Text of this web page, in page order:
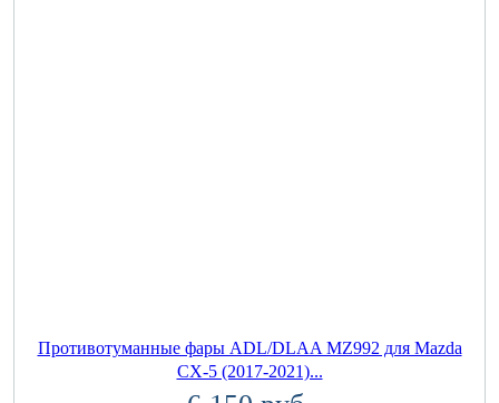
Противотуманные фары ADL/DLAA MZ992 для Mazda
CX-5 (2017-2021)...